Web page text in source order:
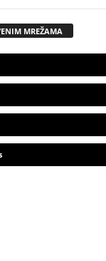
MREŽAMA